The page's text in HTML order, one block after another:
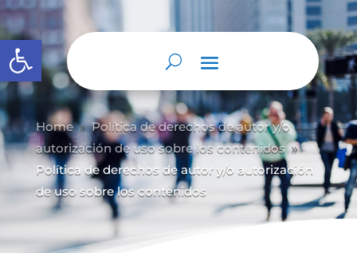
Abrir barra de herramientas
Home 9 Política de derechos de autor y/o
autorización de uso sobre los contenidos 9
Política de derechos de autor y/o autorización
de uso sobre los contenidos